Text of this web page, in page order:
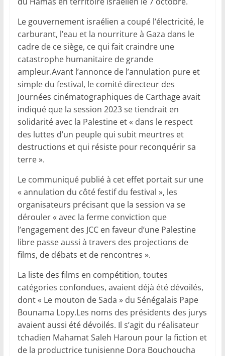
Le gouvernement israélien a coupé l’électricité, le
carburant, l’eau et la nourriture à Gaza dans le
cadre de ce siège, ce qui fait craindre une
catastrophe humanitaire de grande
ampleur.Avant l’annonce de l’annulation pure et
simple du festival, le comité directeur des
Journées cinématographiques de Carthage avait
indiqué que la session 2023 se tiendrait en
solidarité avec la Palestine et « dans le respect
des luttes d’un peuple qui subit meurtres et
destructions et qui résiste pour reconquérir sa
terre ».
Le communiqué publié à cet effet portait sur une
« annulation du côté festif du festival », les
organisateurs précisant que la session va se
dérouler « avec la ferme conviction que
l’engagement des JCC en faveur d’une Palestine
libre passe aussi à travers des projections de
films, de débats et de rencontres ».
La liste des films en compétition, toutes
catégories confondues, avaient déjà été dévoilés,
dont « Le mouton de Sada » du Sénégalais Pape
Bounama Lopy.Les noms des présidents des jurys
avaient aussi été dévoilés. Il s’agit du réalisateur
tchadien Mahamat Saleh Haroun pour la fiction et
de la productrice tunisienne Dora Bouchoucha